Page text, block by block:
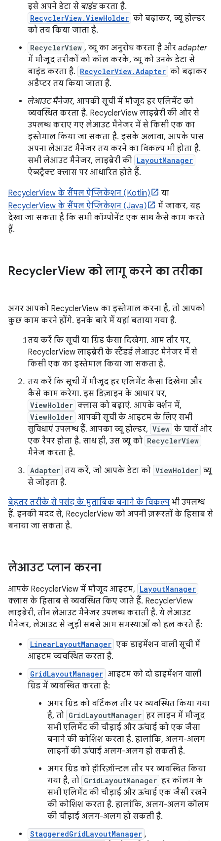
इसे अपने डेटा से बाइंडकरता है.
RecyclerView.ViewHolder को बढ़ाकर, व्यू होल्डर
को तय किया जाता है.
RecyclerView , व्यू का अनुरोध करता है और adapter
में मौजूद तरीकों को कॉल करके, व्यू को उनके डेटा से
बाइंड करता है. RecyclerView.Adapter को बढ़ाकर
अडैप्टर तय किया जाता है.
लेआउट मैनेजर, आपकी सूची में मौजूद हर एलिमेंट को
व्यवस्थित करता है. RecyclerView लाइब्रेरी की ओर से
उपलब्ध कराए गए लेआउट मैनेजर में से किसी एक का
इस्तेमाल किया जा सकता है. इसके अलावा, आपके पास
अपना लेआउट मैनेजर तय करने का विकल्प भी होता है.
सभी लेआउट मैनेजर, लाइब्रेरी की LayoutManager
ऐब्स्ट्रैक्ट क्लास पर आधारित होते हैं.
RecyclerView के सैंपल ऐप्लिकेशन (Kotlin)
या
RecyclerView के सैंपल ऐप्लिकेशन (Java)
में जाकर, यह
देखा जा सकता है कि सभी कॉम्पोनेंट एक साथ कैसे काम करते
हैं.
RecyclerView को लागू करने का तरीका
अगर आपको RecyclerView का इस्तेमाल करना है, तो आपको
कुछ काम करने होंगे. इनके बारे में यहां बताया गया है.
तय करें कि सूची या ग्रिड कैसा दिखेगा. आम तौर पर,
RecyclerView लाइब्रेरी के स्टैंडर्ड लेआउट मैनेजर में से
किसी एक का इस्तेमाल किया जा सकता है.
तय करें कि सूची में मौजूद हर एलिमेंट कैसा दिखेगा और
कैसे काम करेगा. इस डिज़ाइन के आधार पर,
ViewHolder क्लास को बढ़ाएं. आपके वर्शन में,
ViewHolder आपकी सूची के आइटम के लिए सभी
सुविधाएं उपलब्ध हैं. आपका व्यू होल्डर, View के चारों ओर
एक रैपर होता है. साथ ही, उस व्यू को RecyclerView
मैनेज करता है.
Adapter तय करें, जो आपके डेटा को ViewHolder व्यू
से जोड़ता है.
बेहतर तरीके से पसंद के मुताबिक बनाने के विकल्प भी उपलब्ध
हैं. इनकी मदद से, RecyclerView को अपनी ज़रूरतों के हिसाब से
बनाया जा सकता है.
लेआउट प्लान करना
आपके RecyclerView में मौजूद आइटम, LayoutManager
क्लास के हिसाब से व्यवस्थित किए जाते हैं. RecyclerView
लाइब्रेरी, तीन लेआउट मैनेजर उपलब्ध कराती है. ये लेआउट
मैनेजर, लेआउट से जुड़ी सबसे आम समस्याओं को हल करते हैं:
LinearLayoutManager एक डाइमेंशन वाली सूची में
आइटम व्यवस्थित करता है.
GridLayoutManager आइटम को दो डाइमेंशन वाली
ग्रिड में व्यवस्थित करता है:
अगर ग्रिड को वर्टिकल तौर पर व्यवस्थित किया गया
है, तो GridLayoutManager हर लाइन में मौजूद
सभी एलिमेंट की चौड़ाई और ऊंचाई को एक जैसा
बनाने की कोशिश करता है. हालांकि, अलग-अलग
लाइनों की ऊंचाई अलग-अलग हो सकती है.
अगर ग्रिड को हॉरिज़ॉन्टल तौर पर व्यवस्थित किया
गया है, तो GridLayoutManager हर कॉलम के
सभी एलिमेंट की चौड़ाई और ऊंचाई एक जैसी रखने
की कोशिश करता है. हालांकि, अलग-अलग कॉलम
की चौड़ाई अलग-अलग हो सकती है.
StaggeredGridLayoutManager ,